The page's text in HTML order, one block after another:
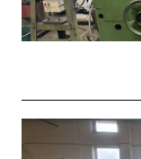
Puterea motorului
Dimensiunile mașinii L
Geutatea mașinii
An fabricație:
Sistem de control